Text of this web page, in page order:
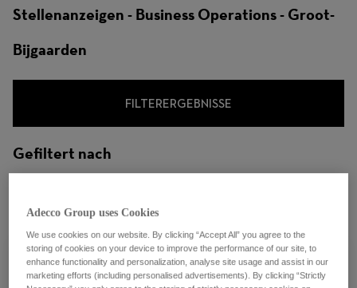
Stellenanzeigen - Business Operations - Groot-
Bijgaarden
FILTERERGEBNISSE
Gefiltert nach
Adecco Group uses Cookies
We use cookies on our website. By clicking “Accept All” you agree to the
storing of cookies on your device to improve the performance of our site, to
enhance functionality and personalization, analyse site usage and assist in our
marketing efforts (including personalised advertisements). By clicking “Strictly